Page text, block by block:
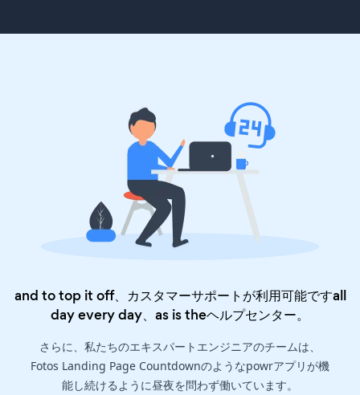
and to top it off、カスタマーサポートが利用可能ですall
day every day、as is theヘルプセンター。
さらに、私たちのエキスパートエンジニアのチームは、
Fotos Landing Page Countdownのようなpowrアプリが機
能し続けるように昼夜を問わず働いています。